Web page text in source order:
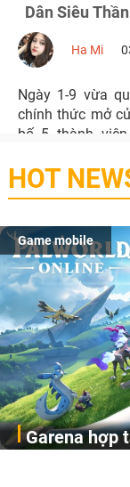
Dân Siêu Thần
Ha Mi
Ngày 1-9 vừa
chính thức mở
bố 5 thành viên của nhóm nhạc thần tượng Châu Á
Dae Sung và
HOT
Game mobile
Garena hợp